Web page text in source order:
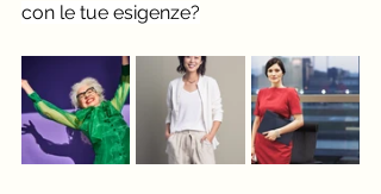
con le tue esigenze?